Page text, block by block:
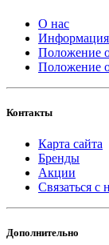
О нас
Информация
Положение о
Положение
Контакты
Карта сайта
Бренды
Акции
Связаться с
Дополнительно